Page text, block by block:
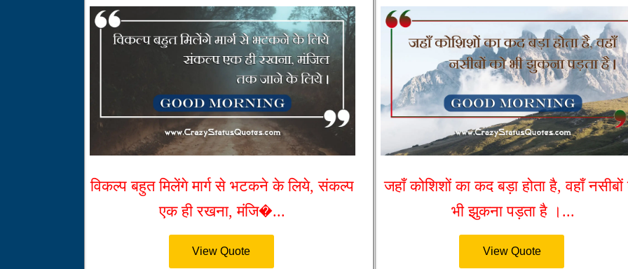
विकल्प बहुत मिलेंगे मार्ग से भटकने के लिये, संकल्प
एक ही रखना, मंजि�...
View Quote
जहाँ कोशिशों का कद बड़ा होता है, वहाँ नसीबों
भी झुकना पड़ता है ।...
View Quote